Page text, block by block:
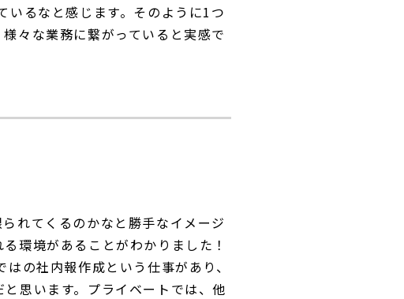
るなと感じます。そのように1つ
々な業務に繋がっていると実感で
れてくるのかなと勝手なイメージ
環境があることがわかりました！
の社内報作成という仕事があり、
思います。プライベートでは、他